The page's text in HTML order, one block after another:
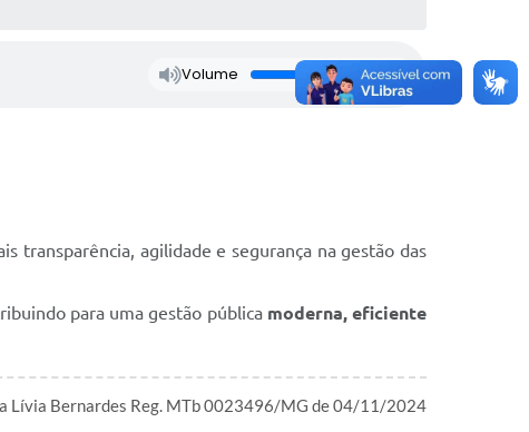
Volume
transparência, agilidade e segurança na gestão das
para uma gestão pública moderna, eficiente
Lívia Bernardes Reg. MTb 0023496/MG de 04/11/2024